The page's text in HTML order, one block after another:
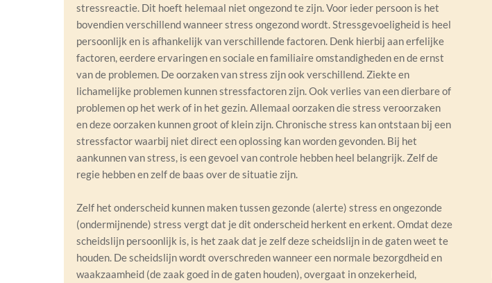
stressreactie. Dit hoeft helemaal niet ongezond te zijn. Voor ieder persoon is het
bovendien verschillend wanneer stress ongezond wordt. Stressgevoeligheid is heel
persoonlijk en is afhankelijk van verschillende factoren. Denk hierbij aan erfelijke
factoren, eerdere ervaringen en sociale en familiaire omstandigheden en de ernst
van de problemen. De oorzaken van stress zijn ook verschillend. Ziekte en
lichamelijke problemen kunnen stressfactoren zijn. Ook verlies van een dierbare of
problemen op het werk of in het gezin. Allemaal oorzaken die stress veroorzaken
en deze oorzaken kunnen groot of klein zijn. Chronische stress kan ontstaan bij een
stressfactor waarbij niet direct een oplossing kan worden gevonden. Bij het
aankunnen van stress, is een gevoel van controle hebben heel belangrijk. Zelf de
regie hebben en zelf de baas over de situatie zijn.
Zelf het onderscheid kunnen maken tussen gezonde (alerte) stress en ongezonde
(ondermijnende) stress vergt dat je dit onderscheid herkent en erkent. Omdat deze
scheidslijn persoonlijk is, is het zaak dat je zelf deze scheidslijn in de gaten weet te
houden. De scheidslijn wordt overschreden wanneer een normale bezorgdheid en
waakzaamheid (de zaak goed in de gaten houden), overgaat in onzekerheid,